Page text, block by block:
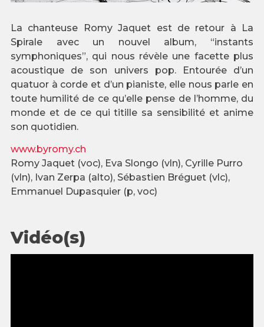
La chanteuse Romy Jaquet est de retour à La
Spirale avec un nouvel album, “instants
symphoniques”, qui nous révèle une facette plus
acoustique de son univers pop. Entourée d’un
quatuor à corde et d’un pianiste, elle nous parle en
toute humilité de ce qu’elle pense de l’homme, du
monde et de ce qui titille sa sensibilité et anime
son quotidien.
www.byromy.ch
Romy Jaquet (voc), Eva Slongo (vln), Cyrille Purro
(vln), Ivan Zerpa (alto), Sébastien Bréguet (vlc),
Emmanuel Dupasquier (p, voc)
Vidéo(s)